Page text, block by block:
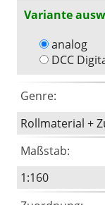
Variante
analog
DCC
Genre:
Rollmaterial +
Maßstab:
1:160